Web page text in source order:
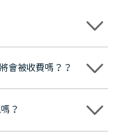
分院匯聚來自香港、內地的
爾種植系統全球放心植牙中
受到粵港澳大灣區及周邊城
圳設有八大分院，香港亦設
隨時預約免費咨詢，讓人十
會被收費嗎？？
收取任何費用。
？
應的價錢，顧客同意並簽字